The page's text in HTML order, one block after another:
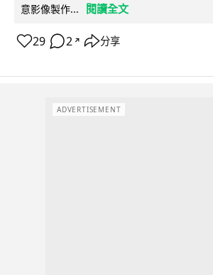
意影像製作... 閱讀全文
29 2 ↗ 分享
ADVERTISEMENT